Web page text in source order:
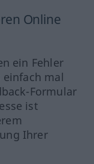
Online
ein Fehler
mal
Formular
ist
Ihrer